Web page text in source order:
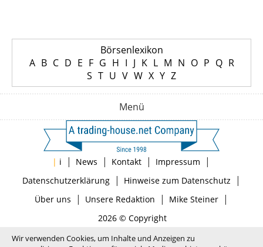
Börsenlexikon
A B C D E F G H I J K L M N O P Q R
S T U V W X Y Z
Menü
| i | News | Kontakt | Impressum |
Datenschutzerklärung| Hinweise zum Datenschutz |
Über uns | Unsere Redaktion | Mike Steiner|
2026 © Copyright
Wir verwenden Cookies, um Inhalte und Anzeigen zu